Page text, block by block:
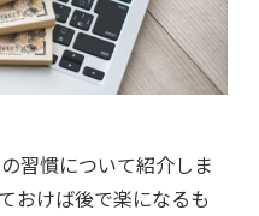
習慣について紹介しま
おけば後で楽になるも